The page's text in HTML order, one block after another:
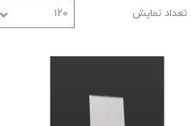
تعداد نمایش ۱۲۰